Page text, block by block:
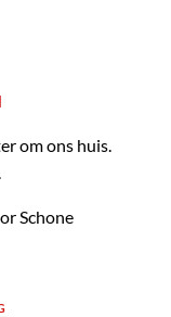
om ons huis.
Schone